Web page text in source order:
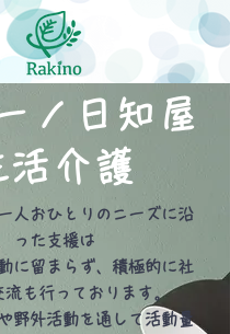
ノ日知屋
活介護
人おひとりのニーズに沿
った支援は
に留まらず、積極的に社
流も行っております。
野外活動を通して活動量